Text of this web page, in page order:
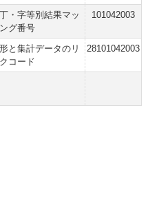
・字等別結果マッ
グ番号
101042003
と集計データのリ
コード
28101042003